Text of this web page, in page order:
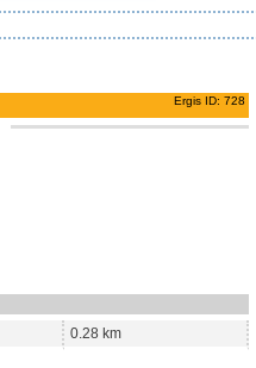
Ergis ID: 728
0.28 km